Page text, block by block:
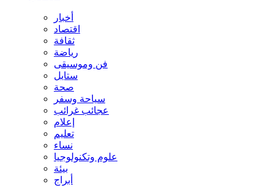
أخبار
اقتصاد
ثقافة
رياضة
فن وموسيقى
ستايل
صحة
سياحة وسفر
عجائب غرائب
إعلام
تعليم
نساء
علوم وتكنولوجيا
بيئة
أبراج